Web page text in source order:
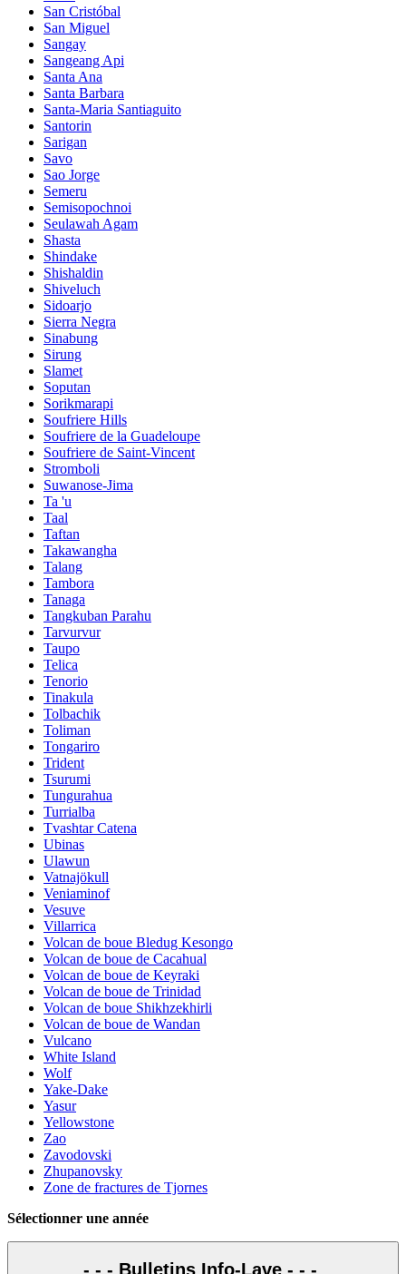
San Cristóbal
San Miguel
Sangay
Sangeang Api
Santa Ana
Santa Barbara
Santa-Maria Santiaguito
Santorin
Sarigan
Savo
Sao Jorge
Semeru
Semisopochnoi
Seulawah Agam
Shasta
Shindake
Shishaldin
Shiveluch
Sidoarjo
Sierra Negra
Sinabung
Sirung
Slamet
Soputan
Sorikmarapi
Soufriere Hills
Soufriere de la Guadeloupe
Soufriere de Saint-Vincent
Stromboli
Suwanose-Jima
Ta 'u
Taal
Taftan
Takawangha
Talang
Tambora
Tanaga
Tangkuban Parahu
Tarvurvur
Taupo
Telica
Tenorio
Tinakula
Tolbachik
Toliman
Tongariro
Trident
Tsurumi
Tungurahua
Turrialba
Tvashtar Catena
Ubinas
Ulawun
Vatnajökull
Veniaminof
Vesuve
Villarrica
Volcan de boue Bledug Kesongo
Volcan de boue de Cacahual
Volcan de boue de Keyraki
Volcan de boue de Trinidad
Volcan de boue Shikhzekhirli
Volcan de boue de Wandan
Vulcano
White Island
Wolf
Yake-Dake
Yasur
Yellowstone
Zao
Zavodovski
Zhupanovsky
Zone de fractures de Tjornes
Sélectionner une année
- - - Bulletins Info-Lave - - -